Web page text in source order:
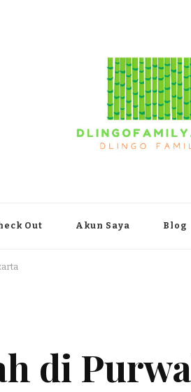
Out Akun Saya Blog
di